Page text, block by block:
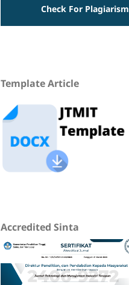
Check For Plagiarism
Template Article
Accredited Sinta